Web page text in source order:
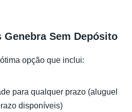
Genebra Sem Depósito
opção que inclui:
para qualquer prazo (aluguel
disponíveis)